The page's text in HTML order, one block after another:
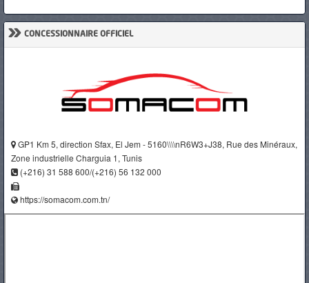
» CONCESSIONNAIRE OFFICIEL
GP1 Km 5, direction Sfax, El Jem - 5160\\\\nR6W3+J38, Rue des Minéraux,
Zone industrielle Charguia 1, Tunis
(+216) 31 588 600/(+216) 56 132 000
https://somacom.com.tn/